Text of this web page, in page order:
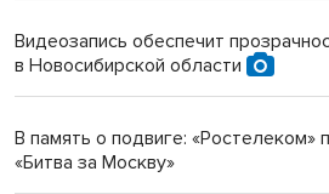
Новосибирский преподаватель с
Обновлённое отделение ВТБ
Видеозапись обеспечит
в Новосибирской области
В память о подвиге: «Ростелеком»
«Битва за Москву»